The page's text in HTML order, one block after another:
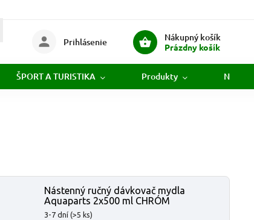
Nákupný košík
Prázdny košík
Prihlásenie
ŠPORT A TURISTIKA Produkty
Nástenný ručný dávkovač mydla
Aquaparts 2x500 ml CHRÓM
3-7 dní (>5 ks)